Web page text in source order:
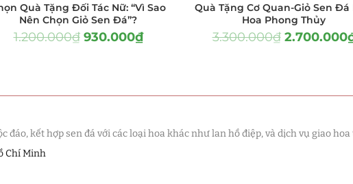
8/3 (38)
(16)
- Quà Giáng Sinh
Quà Tặng Đối Tác Nữ: “Vì Sao
Nên Chọn Giỏ Sen Đá”?
1.200.000₫ 930.000₫
Quà Tặng Cơ Quan-Giỏ Sen Đá
Hoa Phong Thủy
3.300.000₫ 2.700.000
đáo, kết hợp sen đá với các loại hoa khác như lan hồ điệp, và dịch vụ giao
Chí Minh